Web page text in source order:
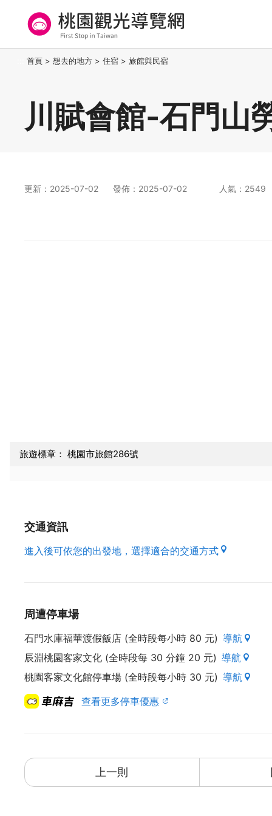
要
桃園觀光導覽網
首頁 > 想去的地方 > 住宿 > 旅館與民宿
川賦會館-石門山
更新：2025-07-02 發佈：2025-07-02 人氣：2549
旅遊標章： 桃園市旅館286號
交通資訊
進入後可依您的出發地，選擇適合的交通方式
周遭停車場
石門水庫福華渡假飯店 (全時段每小時 80 元) 導航
辰淵桃園客家文化 (全時段每 30 分鐘 20 元) 導航
桃園客家文化館停車場 (全時段每小時 30 元) 導航
查看更多停車優惠
上一則